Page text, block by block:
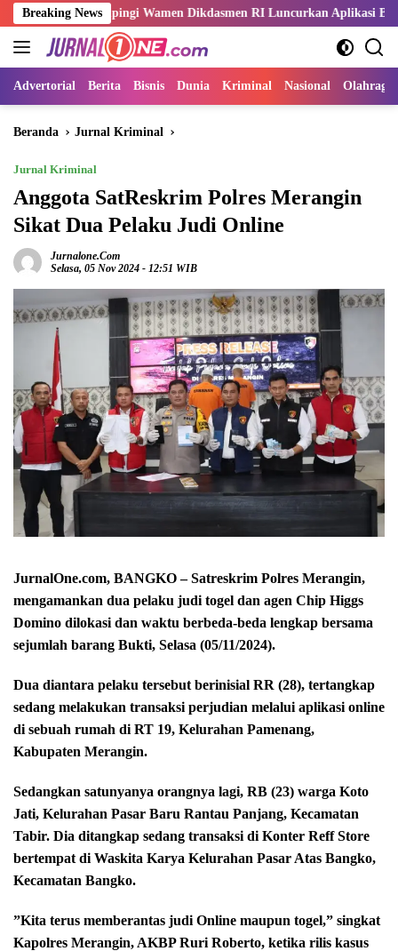
Langsung
ke
konten
Breaking News
Dampingi Wamen Dikdasmen RI Luncurkan Aplikasi Bungo Pintar
Advertorial Berita Bisnis Dunia Kriminal Nasional Olahraga
Beranda Jurnal Kriminal
Jurnal Kriminal
Anggota SatReskrim Polres Merangin
Sikat Dua Pelaku Judi Online
Jurnalone.com
Selasa, 05 Nov 2024 - 12:51 WIB
JurnalOne.com, BANGKO – Satreskrim Polres Merangin,
mengamankan dua pelaku judi togel dan agen Chip Higgs
Domino dilokasi dan waktu berbeda-beda lengkap bersama
sejumlah barang Bukti, Selasa (05/11/2024).
Dua diantara pelaku tersebut berinisial RR (28), tertangkap
sedang melakukan transaksi perjudian melalui aplikasi online
di sebuah rumah di RT 19, Kelurahan Pamenang,
Kabupaten Merangin.
Sedangkan satunyanya orangnya lagi, RB (23) warga Koto
Jati, Kelurahan Pasar Baru Rantau Panjang, Kecamatan
Tabir. Dia ditangkap sedang transaksi di Konter Reff Store
bertempat di Waskita Karya Kelurahan Pasar Atas Bangko,
Kecamatan Bangko.
”Kita terus memberantas judi Online maupun togel,” singkat
Kapolres Merangin, AKBP Ruri Roberto, ketika rilis kasus